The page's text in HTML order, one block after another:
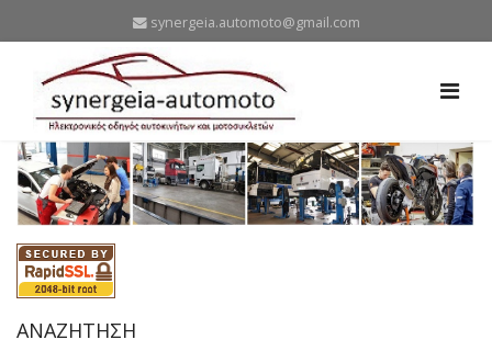
synergeia.automoto@gmail.com
ΑΝΑΖΗΤΗΣΗ